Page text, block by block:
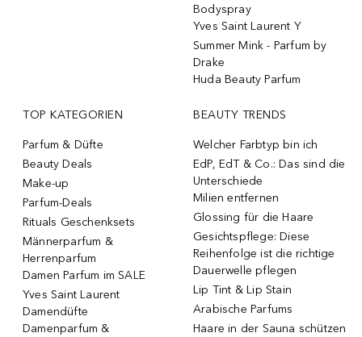
Bodyspray
Yves Saint Laurent Y
Summer Mink - Parfum by
Drake
Huda Beauty Parfum
TOP KATEGORIEN
Parfum & Düfte
Beauty Deals
Make-up
Parfum-Deals
Rituals Geschenksets
Männerparfum &
Herrenparfum
Damen Parfum im SALE
Yves Saint Laurent
Damendüfte
Damenparfum &
BEAUTY TRENDS
Welcher Farbtyp bin ich
EdP, EdT & Co.: Das sind die
Unterschiede
Milien entfernen
Glossing für die Haare
Gesichtspflege: Diese
Reihenfolge ist die richtige
Dauerwelle pflegen
Lip Tint & Lip Stain
Arabische Parfums
Haare in der Sauna schützen